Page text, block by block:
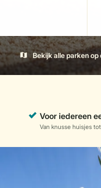
Bekijk alle parken op